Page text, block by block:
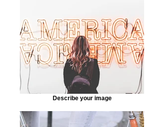
Describe your image